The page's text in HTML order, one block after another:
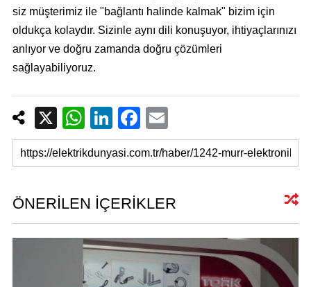
siz müşterimiz ile "bağlantı halinde kalmak" bizim için
oldukça kolaydır. Sizinle aynı dili konuşuyor, ihtiyaçlarınızı
anlıyor ve doğru zamanda doğru çözümleri
sağlayabiliyoruz.
X
W
h
at
A
p
p
Li
n
k
dI
n
F
a
c
b
o
o
k
m
ail
ÖNERİLEN İÇERİKLER